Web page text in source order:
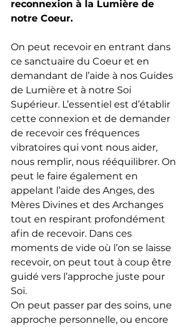
reconnexion à la Lumière de
notre Coeur.
On peut recevoir en entrant dans
ce sanctuaire du Coeur et en
demandant de l’aide à nos Guides
de Lumière et à notre Soi
Supérieur. L’essentiel est d’établir
cette connexion et de demander
de recevoir ces fréquences
vibratoires qui vont nous aider,
nous remplir, nous rééquilibrer. On
peut le faire également en
appelant l’aide des Anges, des
Mères Divines et des Archanges
tout en respirant profondément
afin de recevoir. Dans ces
moments de vide où l’on se laisse
recevoir, on peut tout à coup être
guidé vers l’approche juste pour
Soi.
On peut passer par des soins, une
approche personnelle, ou encore